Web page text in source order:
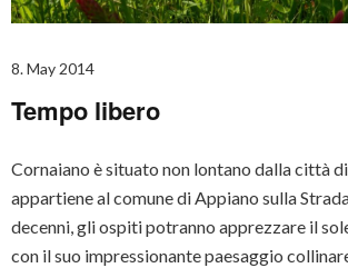
8. May 2014
Tempo libero
Cornaiano è situato non lontano dalla città
appartiene al comune di Appiano sulla
decenni, gli ospiti potranno apprezzare il
con il suo impressionante paesaggio